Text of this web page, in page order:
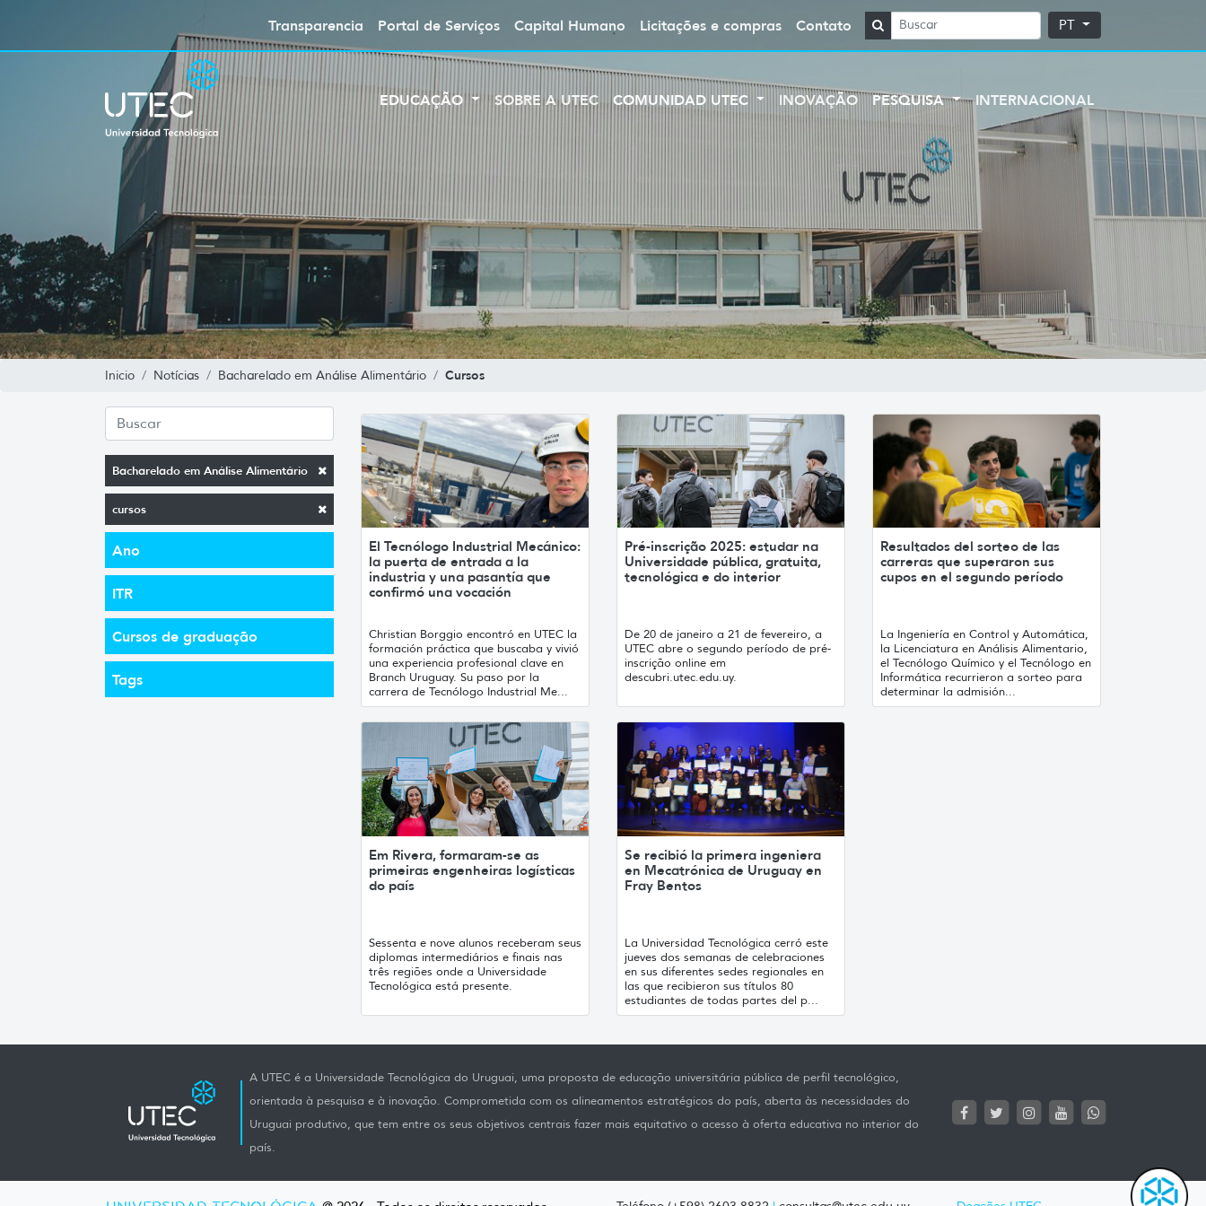
Transparencia Portal de Serviços Capital Humano Licitações e compras Contato PT
EDUCAÇÃO SOBRE A UTEC COMUNIDAD UTEC INOVAÇÃO PESQUISA INTERNACIONAL
Inicio Notícias Bacharelado em Análise Alimentário Cursos
Bacharelado em Análise Alimentário
cursos
Ano
ITR
Cursos de graduação
Tags
El Tecnólogo Industrial Mecánico:
la puerta de entrada a la
industria y una pasantía que
confirmó una vocación
Christian Borggio encontró en UTEC la
formación práctica que buscaba y vivió
una experiencia profesional clave en
Branch Uruguay. Su paso por la
carrera de Tecnólogo Industrial Me...
Pré-inscrição 2025: estudar na
Universidade pública, gratuita,
tecnológica e do interior
De 20 de janeiro a 21 de fevereiro, a
UTEC abre o segundo período de pré-
inscrição online em
descubri.utec.edu.uy.
Resultados del sorteo de las
carreras que superaron sus
cupos en el segundo período
La Ingeniería en Control y Automática,
la Licenciatura en Análisis Alimentario,
el Tecnólogo Químico y el Tecnólogo en
Informática recurrieron a sorteo para
determinar la admisión...
Em Rivera, formaram-se as
primeiras engenheiras logísticas
do país
Sessenta e nove alunos receberam seus
diplomas intermediários e finais nas
três regiões onde a Universidade
Tecnológica está presente.
Se recibió la primera ingeniera
en Mecatrónica de Uruguay en
Fray Bentos
La Universidad Tecnológica cerró este
jueves dos semanas de celebraciones
en sus diferentes sedes regionales en
las que recibieron sus títulos 80
estudiantes de todas partes del p...
A UTEC é a Universidade Tecnológica do Uruguai, uma proposta de educação universitária pública de perfil tecnológico,
orientada à pesquisa e à inovação. Comprometida com os alineamentos estratégicos do país, aberta às necessidades do
Uruguai produtivo, que tem entre os seus objetivos centrais fazer mais equitativo o acesso à oferta educativa no interior do
país.